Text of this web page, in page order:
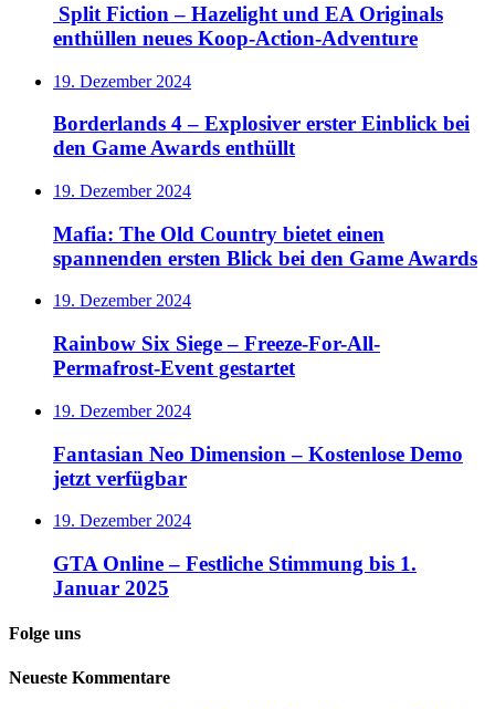
Split Fiction – Hazelight und EA Originals
enthüllen neues Koop-Action-Adventure
19. Dezember 2024
Borderlands 4 – Explosiver erster Einblick bei
den Game Awards enthüllt
19. Dezember 2024
Mafia: The Old Country bietet einen
spannenden ersten Blick bei den Game Awards
19. Dezember 2024
Rainbow Six Siege – Freeze-For-All-
Permafrost-Event gestartet
19. Dezember 2024
Fantasian Neo Dimension – Kostenlose Demo
jetzt verfügbar
19. Dezember 2024
GTA Online – Festliche Stimmung bis 1.
Januar 2025
Folge uns
Neueste Kommentare